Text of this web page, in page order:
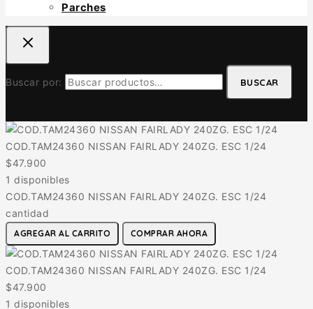
Parches
Buscar por: BUSCAR
COD.TAM24360 NISSAN FAIRLADY 240ZG. ESC 1/24
$47.900
1 disponibles
COD.TAM24360 NISSAN FAIRLADY 240ZG. ESC 1/24
cantidad
AGREGAR AL CARRITO COMPRAR AHORA
COD.TAM24360 NISSAN FAIRLADY 240ZG. ESC 1/24
$47.900
1 disponibles